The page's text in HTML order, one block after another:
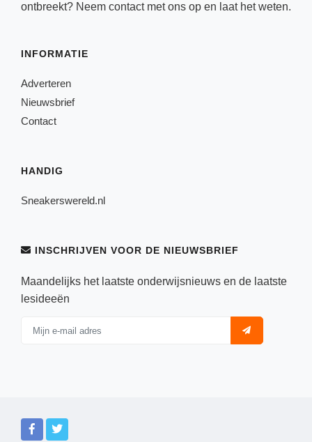
ontbreekt? Neem contactmet ons op en laat het weten.
INFORMATIE
Adverteren
Nieuwsbrief
Contact
HANDIG
Sneakerswereld.nl
INSCHRIJVEN VOOR DE NIEUWSBRIEF
Maandelijks het laatste onderwijsnieuws en de laatste
lesideeën